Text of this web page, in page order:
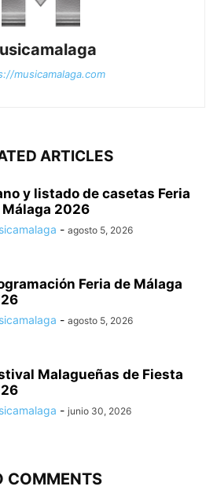
musicamalaga.com
ARTICLES
y listado de casetas Feria
Málaga 2026
- agosto 5, 2026
Feria de Málaga
- agosto 5, 2026
Malagueñas de Fiesta
- junio 30, 2026
COMMENTS